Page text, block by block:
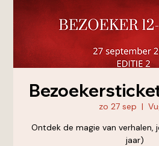
zo 27 sep
  |
Ontdek de magie van verhalen,
jaar)